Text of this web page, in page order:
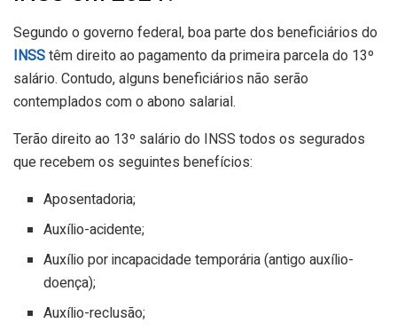
Segundo o governo federal, boa parte dos beneficiários do
INSS têm direito ao pagamento da primeira parcela do 13º
salário. Contudo, alguns beneficiários não serão
contemplados com o abono salarial.
Terão direito ao 13º salário do INSS todos os segurados
que recebem os seguintes benefícios:
Aposentadoria;
Auxílio-acidente;
Auxílio por incapacidade temporária (antigo auxílio-
doença);
Auxílio-reclusão;